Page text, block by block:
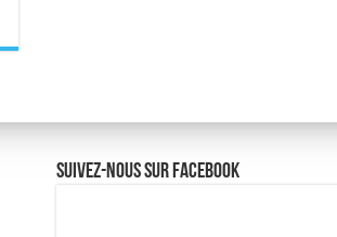
Suivez-nous sur Facebook